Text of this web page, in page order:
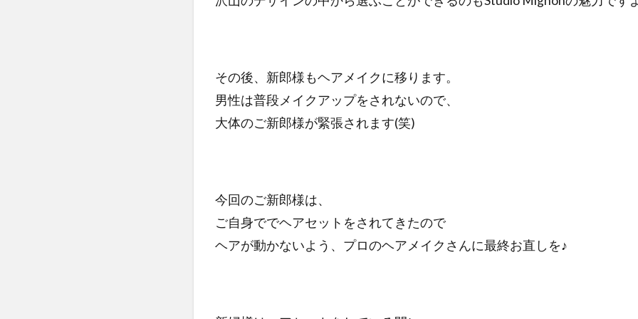
その後、新郎様もヘアメイクに移ります。
男性は普段メイクアップをされないので、
大体のご新郎様が緊張されます(笑)
今回のご新郎様は、
ご自身ででヘアセットをされてきたので
ヘアが動かないよう、プロのヘアメイクさんに最終お直しを♪